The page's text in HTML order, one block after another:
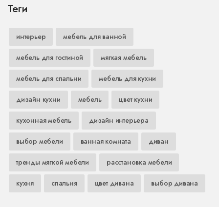
Теги
интерьер мебель для ванной
мебель для гостиной мягкая мебель
мебель для спальни мебель для кухни
дизайн кухни мебель цвет кухни
кухонная мебель дизайн интерьера
выбор мебели ванная комната диван
тренды мягкой мебели расстановка мебели
кухня спальня цвет дивана выбор дивана